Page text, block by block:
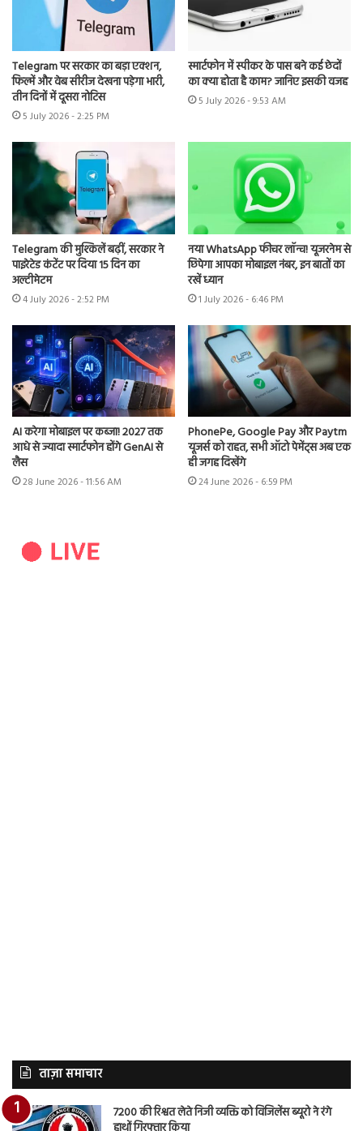
Telegram पर सरकार का बड़ा एक्शन,
फिल्में और वेब सीरीज देखना पड़ेगा भारी,
तीन दिनों में दूसरा नोटिस
5 July 2026 - 2:25 PM
स्मार्टफोन में स्पीकर के पास बने कई छेदों
का क्या होता है काम? जानिए इसकी वजह
5 July 2026 - 9:53 AM
Telegram की मुश्किलें बढ़ीं, सरकार ने
पाइरेटेड कंटेंट पर दिया 15 दिन का
अल्टीमेटम
4 July 2026 - 2:52 PM
नया WhatsApp फीचर लॉन्च! यूजरनेम से
छिपेगा आपका मोबाइल नंबर, इन बातों का
रखें ध्यान
1 July 2026 - 6:46 PM
AI करेगा मोबाइल पर कब्जा! 2027 तक
आधे से ज्यादा स्मार्टफोन होंगे GenAI से
लैस
28 June 2026 - 11:56 AM
PhonePe, Google Pay और Paytm
यूजर्स को राहत, सभी ऑटो पेमेंट्स अब एक
ही जगह दिखेंगे
24 June 2026 - 6:59 PM
ताज़ा समाचार
7200 की रिश्वत लेते निजी व्यक्ति को विजिलेंस ब्यूरो ने रंगे